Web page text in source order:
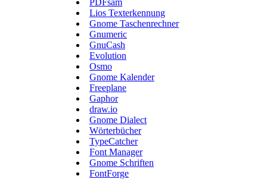
PDFsam
Lios Texterkennung
Gnome Taschenrechner
Gnumeric
GnuCash
Evolution
Osmo
Gnome Kalender
Freeplane
Gaphor
draw.io
Gnome Dialect
Wörterbücher
TypeCatcher
Font Manager
Gnome Schriften
FontForge